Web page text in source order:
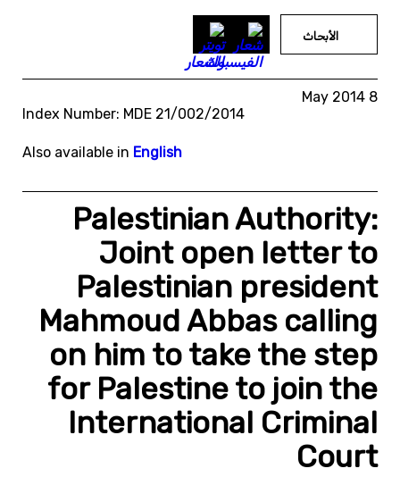
الأبحاث
8 May 2014
Index Number: MDE 21/002/2014
Also available in English
Palestinian Authority:
Joint open letter to
Palestinian president
Mahmoud Abbas calling
on him to take the step
for Palestine to join the
International Criminal
Court